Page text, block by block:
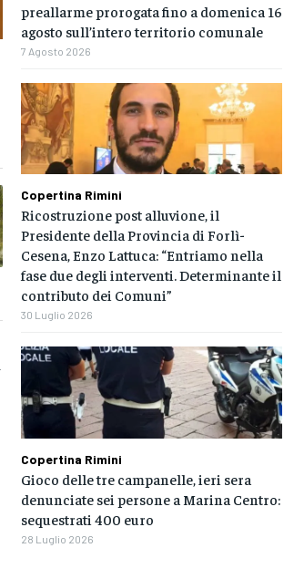
preallarme prorogata fino a domenica 16
agosto sull’intero territorio comunale
7 Agosto 2026
Copertina Rimini
Ricostruzione post alluvione, il
Presidente della Provincia di Forlì-
Cesena, Enzo Lattuca: “Entriamo nella
fase due degli interventi. Determinante il
contributo dei Comuni”
30 Luglio 2026
Copertina Rimini
Gioco delle tre campanelle, ieri sera
denunciate sei persone a Marina Centro:
sequestrati 400 euro
28 Luglio 2026